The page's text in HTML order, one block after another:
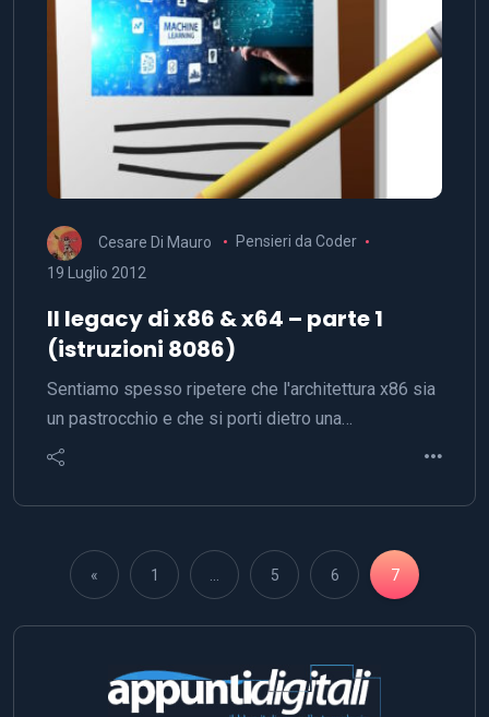
Cesare Di Mauro
Pensieri da Coder
19 Luglio 2012
Il legacy di x86 & x64 – parte 1
(istruzioni 8086)
Sentiamo spesso ripetere che l'architettura x86 sia
un pastrocchio e che si porti dietro una…
« 1 5 6 7